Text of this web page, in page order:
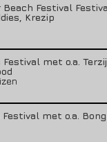
Festival
Krezip
met o.a.
Festival met o.a.